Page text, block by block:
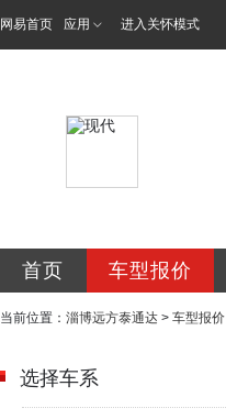
网易首页 应用 进入关怀模式
首页 车型报价
当前位置： 淄博远方泰通达 > 车型报价
选择车系